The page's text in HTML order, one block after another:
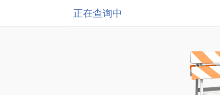
正在查询中